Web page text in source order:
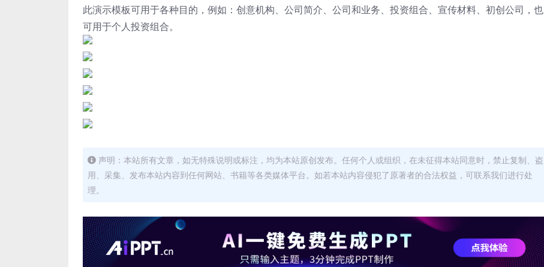
此演示模板可用于各种目的，例如：创意机构、公司简介、公司和业务、投资组合、宣传材料、初创公司，也
可用于个人投资组合。
声明：本站所有文章，如无特殊说明或标注，均为本站原创发布。任何个人或组织，在未征得本站同意时，禁止复制、盗
用、采集、发布本站内容到任何网站、书籍等各类媒体平台。如若本站内容侵犯了原著者的合法权益，可联系我们进行处
理。